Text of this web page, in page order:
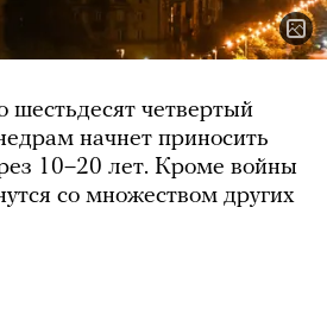
шестьдесят четвертый
начнет приносить
10–20 лет. Кроме войны
со множеством других